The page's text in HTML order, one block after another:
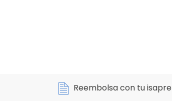
Reembolsa con tu isapre